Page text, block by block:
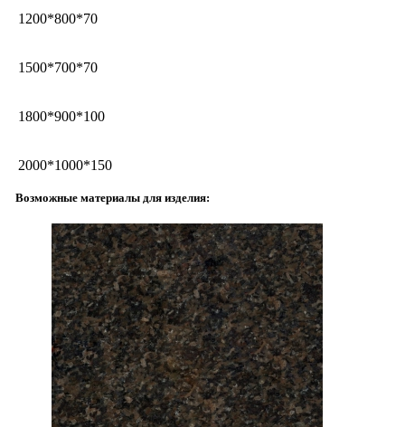
1200*800*70
1500*700*70
1800*900*100
2000*1000*150
Возможные материалы для изделия: